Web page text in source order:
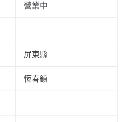
營業中
屏東縣
恆春鎮